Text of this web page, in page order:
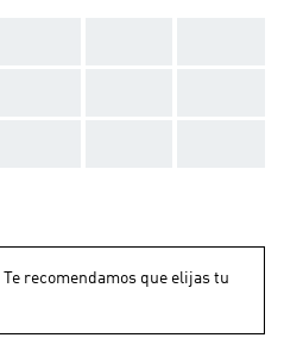
Te recomendamos que elijas tu